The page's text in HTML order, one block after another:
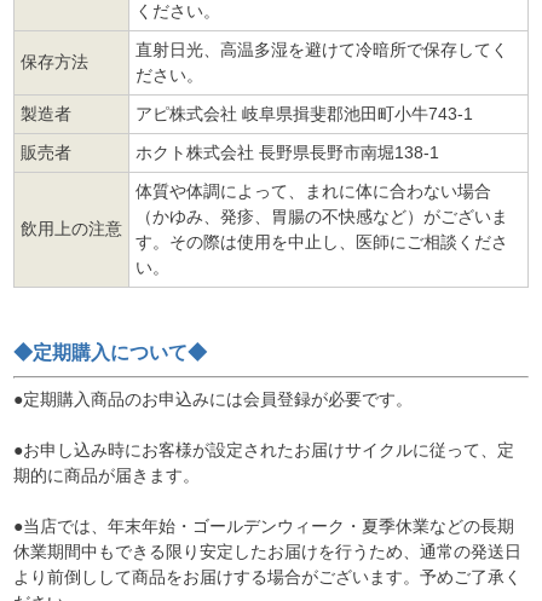
ください。
保存方法
直射日光、高温多湿を避けて冷暗所で保存してく
ださい。
製造者
アピ株式会社 岐阜県揖斐郡池田町小牛743-1
販売者
ホクト株式会社 長野県長野市南堀138-1
飲用上の注意
体質や体調によって、まれに体に合わない場合
（かゆみ、発疹、胃腸の不快感など）がございま
す。その際は使用を中止し、医師にご相談くださ
い。
◆定期購入について◆
●定期購入商品のお申込みには会員登録が必要です。
●お申し込み時にお客様が設定されたお届けサイクルに従って、定
期的に商品が届きます。
●当店では、年末年始・ゴールデンウィーク・夏季休業などの長期
休業期間中もできる限り安定したお届けを行うため、通常の発送日
より前倒しして商品をお届けする場合がございます。予めご了承く